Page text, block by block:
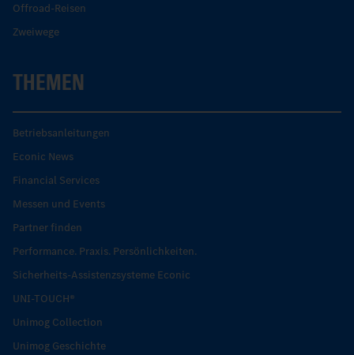
Offroad-Reisen
Zweiwege
THEMEN
Betriebsanleitungen
Econic News
Financial Services
Messen und Events
Partner finden
Performance. Praxis. Persönlichkeiten.
Sicherheits-Assistenzsysteme Econic
UNI-TOUCH®
Unimog Collection
Unimog Geschichte